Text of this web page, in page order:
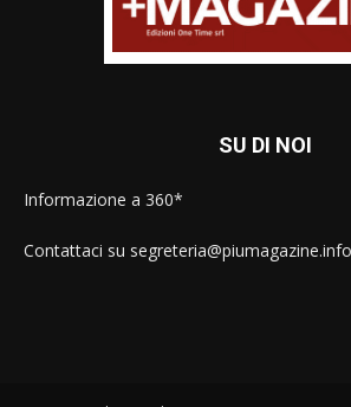
SU DI NOI
Informazione a 360*
Contattaci su segreteria@piumagazine.info